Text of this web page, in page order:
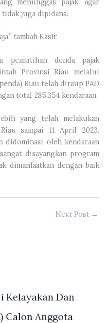
tidak juga dipidana.
tambah Kasir.
pemutihan denda pajak
Provinsi Riau melalui
Riau telah diraup PAD
total 285.354 kendaraan.
yang telah melakukan
sampai 11 April 2023.
didominasi oleh kendaraan
disayangkan program
dimanfaatkan dengan baik
Next Post →
Kelayakan Dan
Calon Anggota